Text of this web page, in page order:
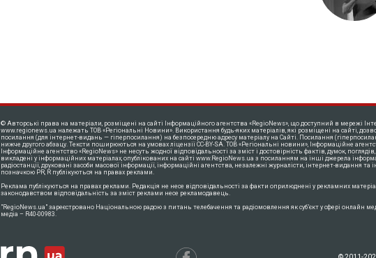
© Авторські права на матеріали, розміщені на сайті Інформаційного агентства «RegioNews», що доступний в мережі
www.regionews.ua належать ТОВ «Регіональні Новини». Використання будь-яких матеріалів, які розміщені на сайті,
посилання (для інтернет-видань — гіперпосилання) на безпосередню адресу матеріалу на Сайті. Посилання
нижче другого абзацу. Тексти поширюються нa умовах ліцензії CC-BY-SA. ТОВ «Регіональні новини», Інформаційне
Інформаційне агентство «RegioNews» не несуть жодної відповідальності за зміст і достовірність фактів, думок,
викладені у інформаційних матеріалах, опублікованих на сайті www.RegioNews.ua з посиланням на інші джерела
радіостанції, друковані засоби масової інформації, інформаційні агентства, незалежні журналісти, інтернет-видання та
позначкою PR, R публікуються на правах реклами.
Реклама публікуються на правах реклами. Редакція не несе відповідальності за факти оприлюднені у рекламних
законодавством відповідальність за зміст реклами несе рекламодавець.
"RegioNews.ua" зареєстровано Національною радою з питань телебачення та радіомовлення як суб’єкт у сфері онлайн
медіа – R40-00983.